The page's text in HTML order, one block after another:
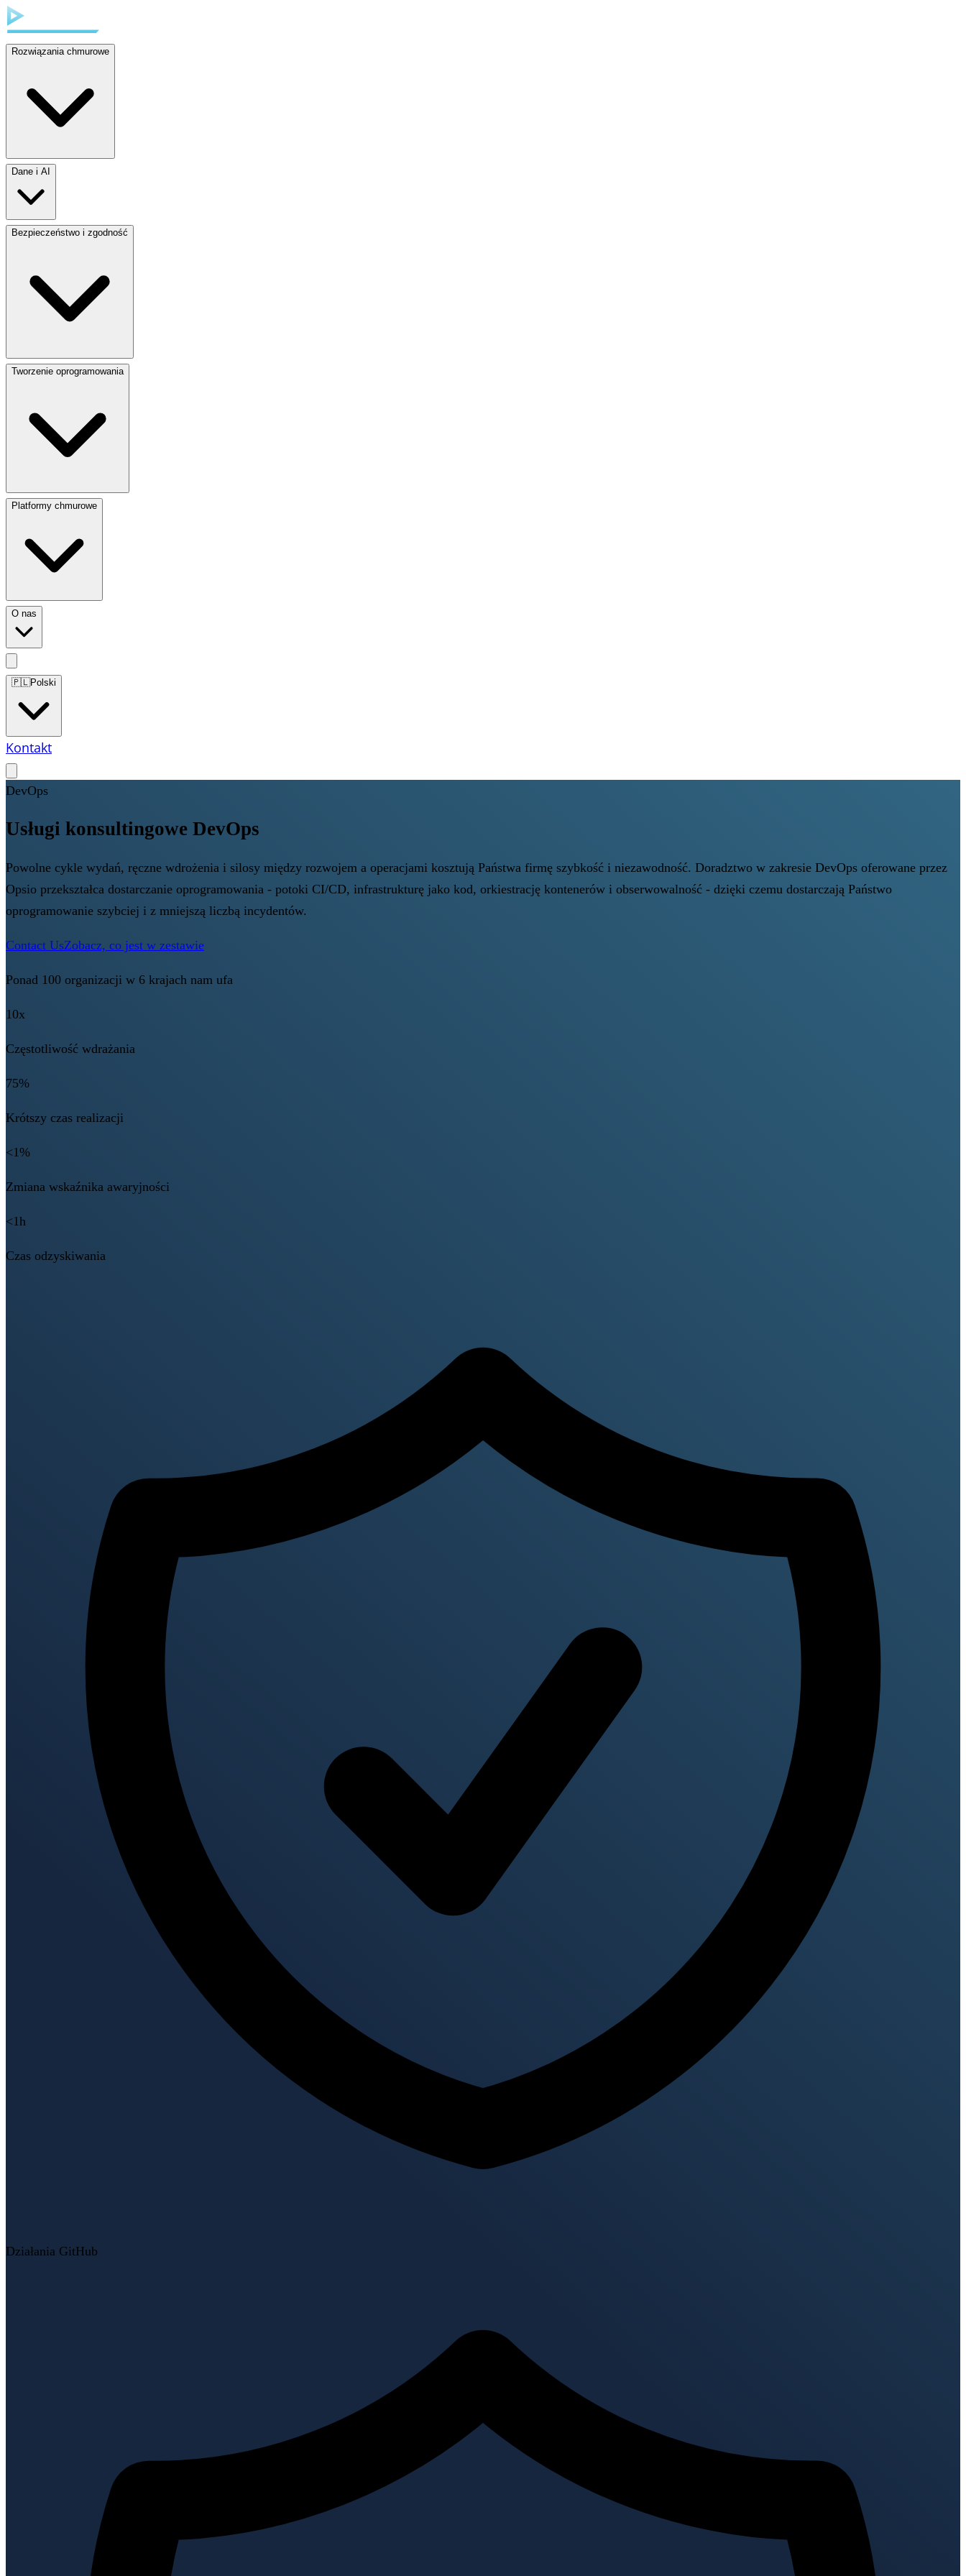
Rozwiązania chmurowe
Dane i AI
Bezpieczeństwo i zgodność
Tworzenie oprogramowania
Platformy chmurowe
O nas
🇵🇱Polski
Kontakt
DevOps
Usługi konsultingowe DevOps
Powolne cykle wydań, ręczne wdrożenia i silosy między rozwojem a operacjami kosztują Państwa firmę szybkość i niezawodność. Doradztwo w zakresie DevOps oferowane przez
Opsio przekształca dostarczanie oprogramowania - potoki CI/CD, infrastrukturę jako kod, orkiestrację kontenerów i obserwowalność - dzięki czemu dostarczają Państwo
oprogramowanie szybciej i z mniejszą liczbą incydentów.
Contact UsZobacz, co jest w zestawie
Ponad 100 organizacji w 6 krajach nam ufa
10x
Częstotliwość wdrażania
75%
Krótszy czas realizacji
<1%
Zmiana wskaźnika awaryjności
<1h
Czas odzyskiwania
Działania GitHub